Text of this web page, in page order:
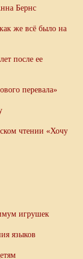
Бернс
же всё было на
после ее
перевала»
чтении «Хочу
игрушек
языков